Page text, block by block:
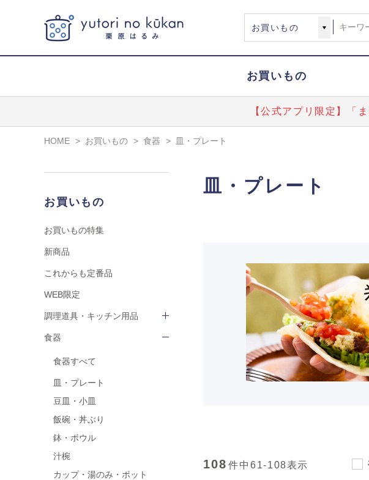
お買いもの
【公式アプリ限定】「
HOME > お買いもの > 食器 > 皿・プレート
お買いもの
お買いもの特集
新商品
これからも定番品
WEB限定
調理道具・キッチン用品
食器
食器すべて
皿・プレート
豆皿・小皿
飯碗・丼ぶり
鉢・ボウル
汁椀
カップ・湯のみ・ポット
皿・プレート
108 件中 61-108表示